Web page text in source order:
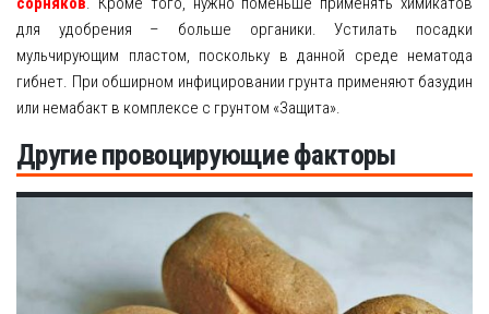
для удобрения – больше органики. Устилать посадки
мульчирующим пластом, поскольку в данной среде нематода
гибнет. При обширном инфицировании грунта применяют базудин
или немабакт в комплексе с грунтом «Защита».
Другие провоцирующие факторы